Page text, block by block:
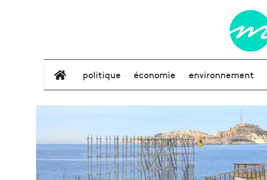
élément de menu
politique économie environnement